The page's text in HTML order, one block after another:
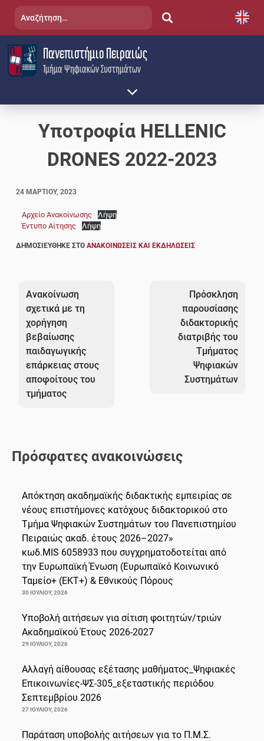
content
Τμήμα Ψηφιακών Συστημάτων
Πανεπιστήμιο Πειραιώς
Αναζήτηση
Υποτροφία HELLENIC
DRONES 2022-2023
24 ΜΑΡΤΊΟΥ, 2023
Αρχείο Ανακοίνωσης
Λήψη
Έντυπο Αίτησης
Λήψη
ΔΗΜΟΣΙΕΎΘΗΚΕ ΣΤΟΑΝΑΚΟΙΝΏΣΕΙΣ ΚΑΙ ΕΚΔΗΛΏΣΕΙΣ
άρθρων
Ανακοίνωση
σχετικά με τη
χορήγηση
βεβαίωσης
παιδαγωγικής
επάρκειας στους
αποφοίτους του
τμήματος
Πρόσκληση
παρουσίασης
διδακτορικής
διατριβής του
Τμήματος
Ψηφιακών
Συστημάτων
Πρόσφατες ανακοινώσεις
Απόκτηση ακαδημαϊκής διδακτικής εμπειρίας σε
νέους επιστήμονες κατόχους διδακτορικού στο
Τμήμα Ψηφιακών Συστημάτων του Πανεπιστημίου
Πειραιώς ακαδ. έτους 2026–2027»
κωδ.MIS 6058933 που συγχρηματοδοτείται από
την Ευρωπαϊκή Ένωση (Ευρωπαϊκό Κοινωνικό
Ταμείο+ (ΕΚΤ+) & Εθνικούς Πόρους
30 ΙΟΥΛΊΟΥ, 2026
Υποβολή αιτήσεων για σίτιση φοιτητών/τριών
Ακαδημαϊκού Έτους 2026-2027
29 ΙΟΥΛΊΟΥ, 2026
Αλλαγή αίθουσας εξέτασης μαθήματος_Ψηφιακές
Επικοινωνίες-ΨΣ-305_εξεταστικής περιόδου
Σεπτεμβρίου 2026
27 ΙΟΥΛΊΟΥ, 2026
Παράταση υποβολής αιτήσεων για το Π.Μ.Σ.